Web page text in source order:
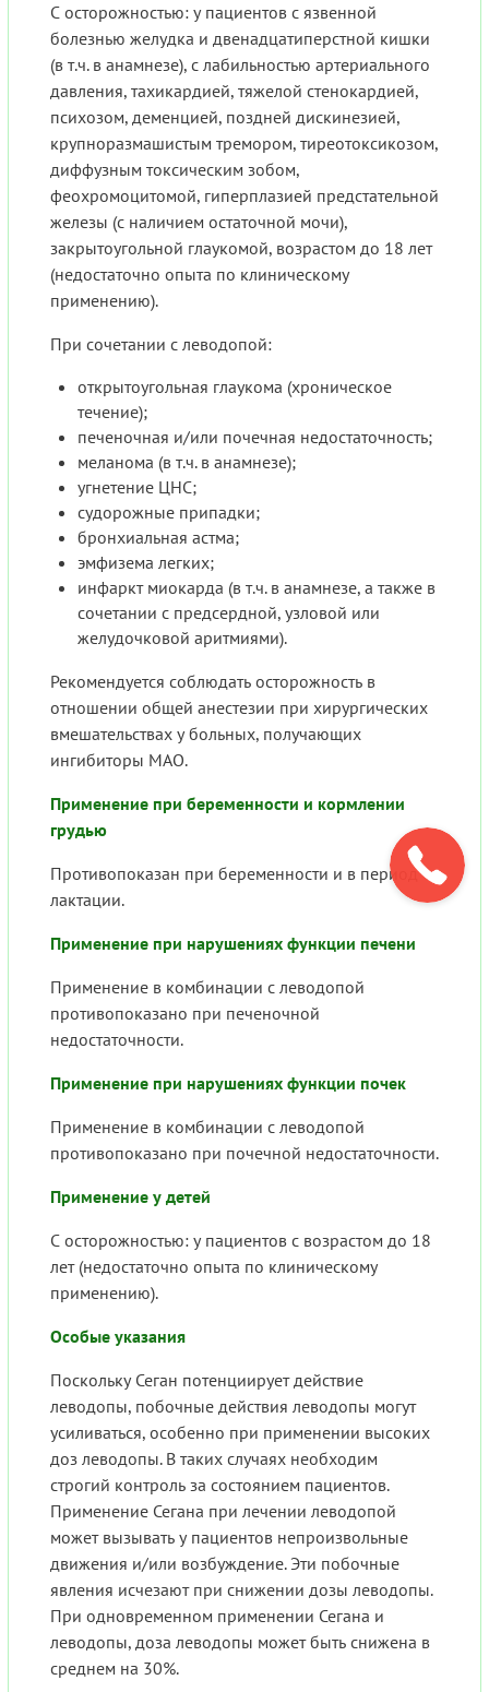
С осторожностью: у пациентов с язвенной
болезнью желудка и двенадцатиперстной кишки
(в т.ч. в анамнезе), с лабильностью артериального
давления, тахикардией, тяжелой стенокардией,
психозом, деменцией, поздней дискинезией,
крупноразмашистым тремором, тиреотоксикозом,
диффузным токсическим зобом,
феохромоцитомой, гиперплазией предстательной
железы (с наличием остаточной мочи),
закрытоугольной глаукомой, возрастом до 18 лет
(недостаточно опыта по клиническому
применению).
При сочетании с леводопой:
открытоугольная глаукома (хроническое
течение);
печеночная и/или почечная недостаточность;
меланома (в т.ч. в анамнезе);
угнетение ЦНС;
судорожные припадки;
бронхиальная астма;
эмфизема легких;
инфаркт миокарда (в т.ч. в анамнезе, а также в
сочетании с предсердной, узловой или
желудочковой аритмиями).
Рекомендуется соблюдать осторожность в
отношении общей анестезии при хирургических
вмешательствах у больных, получающих
ингибиторы МАО.
Применение при беременности и кормлении
грудью
Противопоказан при беременности и в период
лактации.
Применение при нарушениях функции печени
Применение в комбинации с леводопой
противопоказано при печеночной
недостаточности.
Применение при нарушениях функции почек
Применение в комбинации с леводопой
противопоказано при почечной недостаточности.
Применение у детей
С осторожностью: у пациентов с возрастом до 18
лет (недостаточно опыта по клиническому
применению).
Особые указания
Поскольку Сеган потенциирует действие
леводопы, побочные действия леводопы могут
усиливаться, особенно при применении высоких
доз леводопы. В таких случаях необходим
строгий контроль за состоянием пациентов.
Применение Сегана при лечении леводопой
может вызывать у пациентов непроизвольные
движения и/или возбуждение. Эти побочные
явления исчезают при снижении дозы леводопы.
При одновременном применении Сегана и
леводопы, доза леводопы может быть снижена в
среднем на 30%.